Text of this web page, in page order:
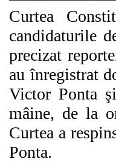
Curtea
candidaturile
precizat
au înregistrat
Victor Ponta
mâine, de la
Curtea a
Ponta.